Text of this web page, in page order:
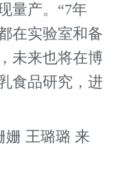
量产。“7年
在实验室和备
未来也将在博
食品研究，进
王璐璐 来